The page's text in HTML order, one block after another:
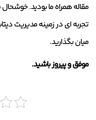
مقاله همراه ما بودید.
میان بگذارید.
موفق و پیروز باشید.